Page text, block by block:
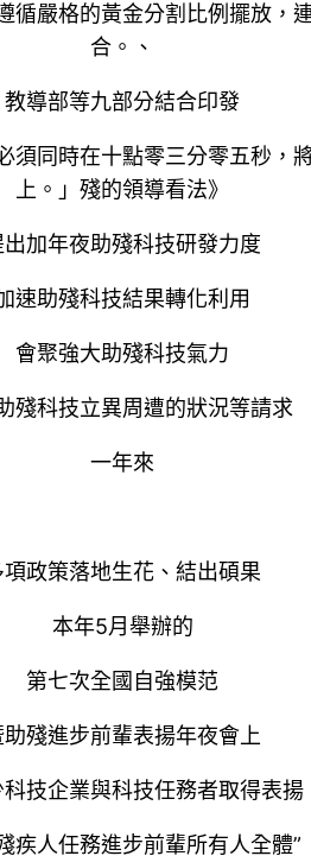
嚴格的黃金分割比例擺放，
合。、
教導部等九部分結合印發
須同時在十點零三分零五秒，
上。」殘的領導看法》
出加年夜助殘科技研發力度
速助殘科技結果轉化利用
會聚強大助殘科技氣力
殘科技立異周遭的狀況等請求
一年來
項政策落地生花、結出碩果
本年5月舉辦的
第七次全國自強模范
助殘進步前輩表揚年夜會上
科技企業與科技任務者取得表揚
疾人任務進步前輩所有人全體”